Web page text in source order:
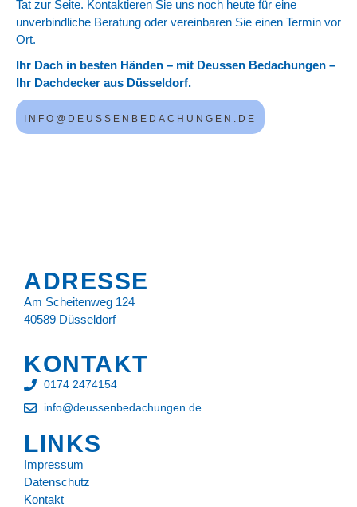
Tat zur Seite. Kontaktieren Sie uns noch heute für eine
unverbindliche Beratung oder vereinbaren Sie einen Termin vor
Ort.
Ihr Dach in besten Händen – mit Deussen Bedachungen –
Ihr Dachdecker aus Düsseldorf.
INFO@DEUSSENBEDACHUNGEN.DE
ADRESSE
Am Scheitenweg 124
40589 Düsseldorf
KONTAKT
0174 2474154
info@deussenbedachungen.de
LINKS
Impressum
Datenschutz
Kontakt